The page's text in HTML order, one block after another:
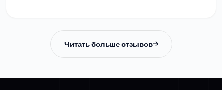
Читать больше отзывов